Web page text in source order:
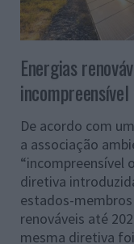
Energias
De acordo com
a associação
“incompreensível
diretiva
estados-
renováveis até
mesma diretiva